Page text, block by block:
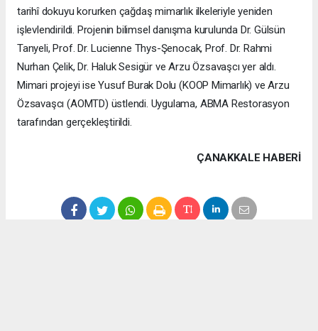
tarihî dokuyu korurken çağdaş mimarlık ilkeleriyle yeniden
işlevlendirildi. Projenin bilimsel danışma kurulunda Dr. Gülsün
Tanyeli, Prof. Dr. Lucienne Thys-Şenocak, Prof. Dr. Rahmi
Nurhan Çelik, Dr. Haluk Sesigür ve Arzu Özsavaşcı yer aldı.
Mimari projeyi ise Yusuf Burak Dolu (KOOP Mimarlık) ve Arzu
Özsavaşcı (AOMTD) üstlendi. Uygulama, ABMA Restorasyon
tarafından gerçekleştirildi.
ÇANAKKALE HABERİ